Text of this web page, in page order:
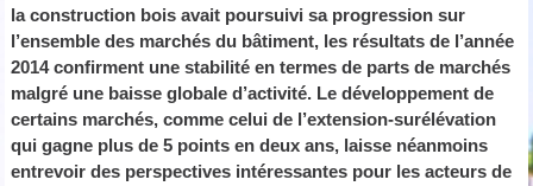
la construction bois avait poursuivi sa progression sur
l’ensemble des marchés du bâtiment, les résultats de l’année
2014 confirment une stabilité en termes de parts de marchés
malgré une baisse globale d’activité. Le développement de
certains marchés, comme celui de l’extension-surélévation
qui gagne plus de 5 points en deux ans, laisse néanmoins
entrevoir des perspectives intéressantes pour les acteurs de